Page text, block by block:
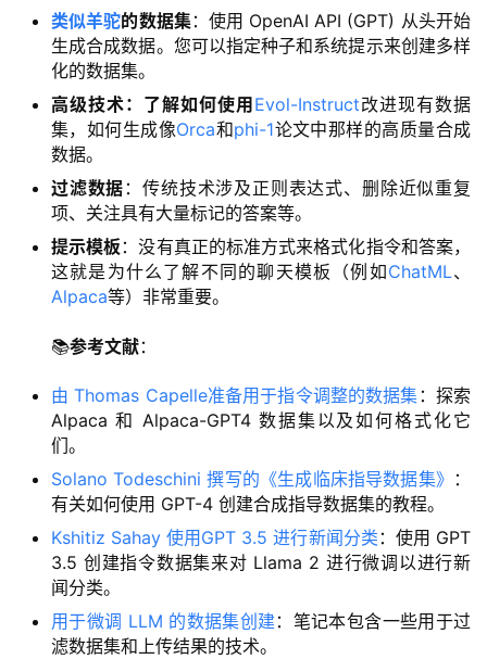
类似羊驼的数据集：使用 OpenAI API (GPT) 从头开始​​
生成合成数据。您可以指定种子和系统提示来创建多样
化的数据集。
高级技术：了解如何使用 Evol-Instruct改进现有数据
集，如何生成像Orca和phi-1论文中那样的高质量合成
数据。
过滤数据 ：传统技术涉及正则表达式、删除近似重复
项、关注具有大量标记的答案等。
提示模板 ：没有真正的标准方式来格式化指令和答案，
这就是为什么了解不同的聊天模板（例如ChatML、
Alpaca等）非常重要。
📚参考文献：
由 Thomas Capelle准备用于指令调整的数据集 ：探索
Alpaca 和 Alpaca-GPT4 数据集以及如何格式化它
们。
Solano Todeschini 撰写的《生成临床指导数据集》 ：
有关如何使用 GPT-4 创建合成指导数据集的教程。
Kshitiz Sahay 使用GPT 3.5 进行新闻分类 ：使用 GPT
3.5 创建指令数据集来对 Llama 2 进行微调以进行新
闻分类。
用于微调 LLM 的数据集创建：笔记本包含一些用于过
滤数据集和上传结果的技术。